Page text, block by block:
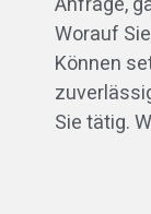
Worauf
Können
Sie tätig.